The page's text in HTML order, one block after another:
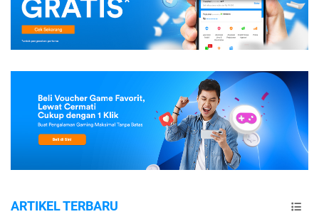
ARTIKEL TERBARU